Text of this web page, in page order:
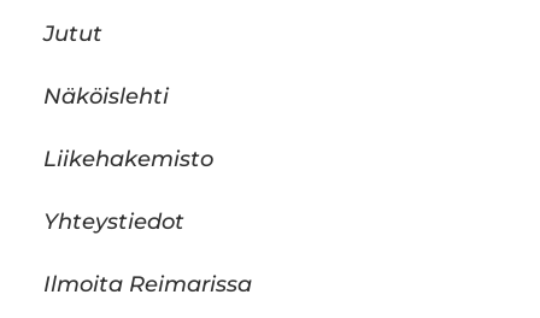
Jutut
Näköislehti
Liikehakemisto
Yhteystiedot
Ilmoita Reimarissa